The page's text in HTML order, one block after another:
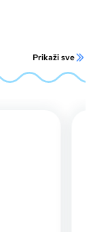
Prikaži sve